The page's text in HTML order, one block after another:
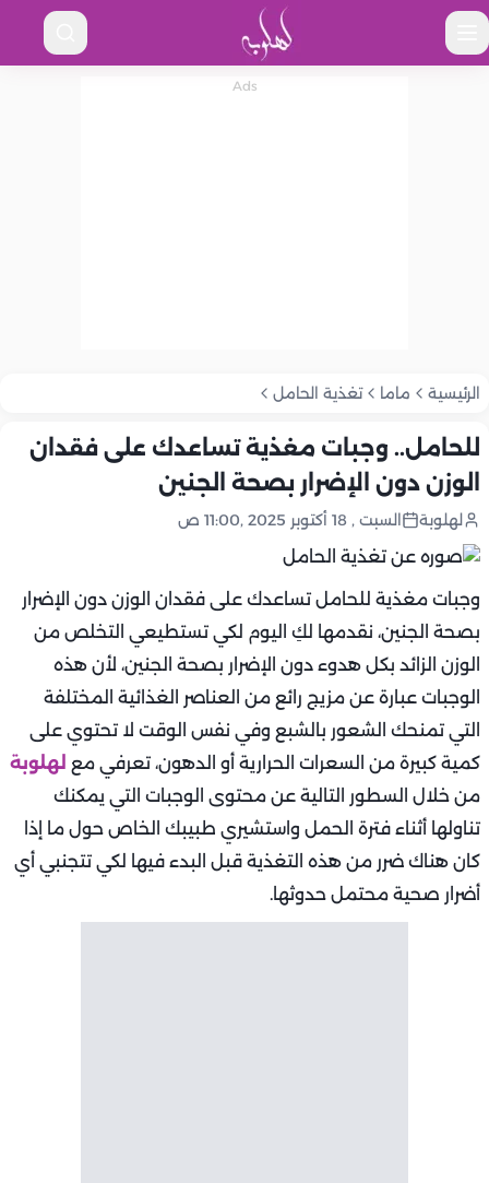
الرئيسية ماما تغذية الحامل
للحامل.. وجبات مغذية تساعدك على فقدان
الوزن دون الإضرار بصحة الجنين
لهلوبة السبت , 18 أكتوبر 2025 ,11:00 ص
وجبات مغذية للحامل تساعدك على فقدان الوزن دون الإضرار
بصحة الجنين، نقدمها لكِ اليوم لكي تستطيعي التخلص من
الوزن الزائد بكل هدوء دون الإضرار بصحة الجنين، لأن هذه
الوجبات عبارة عن مزيج رائع من العناصر الغذائية المختلفة
التي تمنحك الشعور بالشبع وفي نفس الوقت لا تحتوي على
كمية كبيرة من السعرات الحرارية أو الدهون، تعرفي مع لهلوبة
من خلال السطور التالية عن محتوى الوجبات التي يمكنك
تناولها أثناء فترة الحمل واستشيري طبيبك الخاص حول ما إذا
كان هناك ضرر من هذه التغذية قبل البدء فيها لكي تتجنبي أي
أضرار صحية محتمل حدوثها.